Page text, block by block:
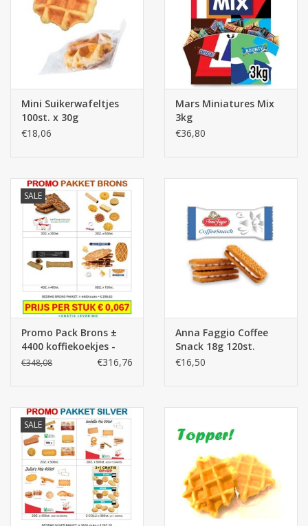
Mini Suikerwafeltjes
100st. x 30g
€18,06
Mars Miniatures Mix
3kg
€36,80
SALE
Promo Pack Brons ±
4400 koffiekoekjes -
MEGA DEAL
€348,08 €316,76
Anna Faggio Coffee
Snack 18g 120st.
€16,50
SALE